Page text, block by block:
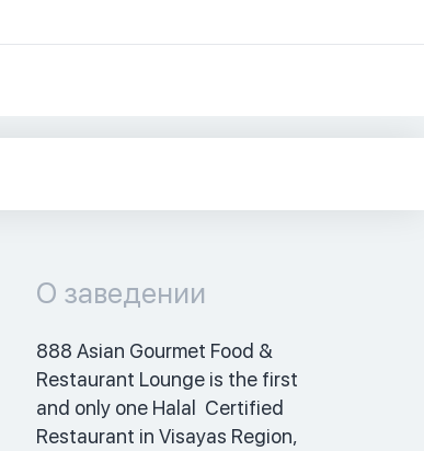
О заведении
888 Asian Gourmet Food &
Restaurant Lounge is the first
and only one Halal  Certified
Restaurant in Visayas Region,